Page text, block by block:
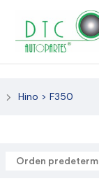
Hino > F350